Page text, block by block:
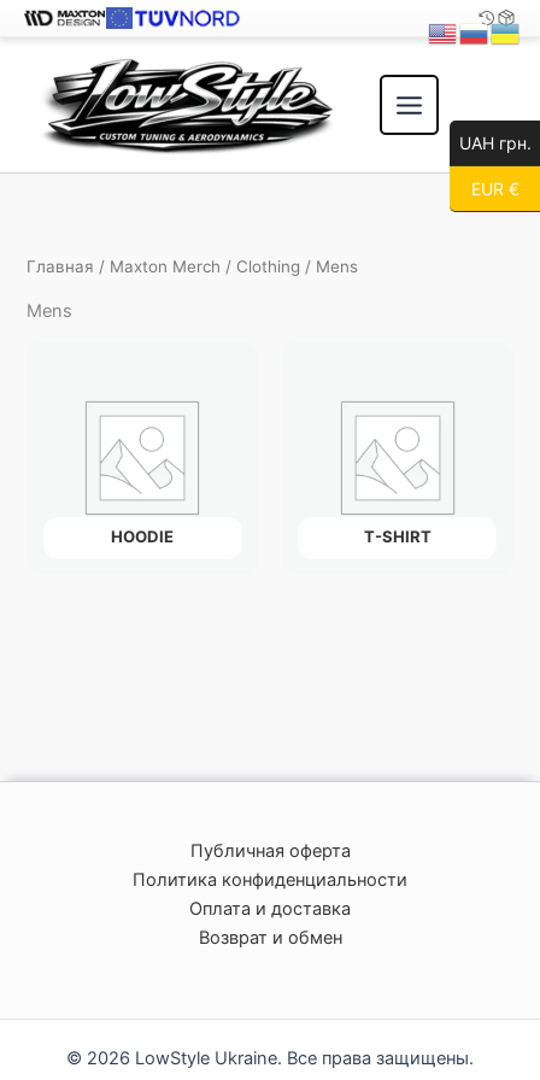
содержимому
Главная / Maxton Merch / Clothing / Mens
Mens
HOODIE T-SHIRT
Публичная оферта
Политика конфиденциальности
Оплата и доставка
Возврат и обмен
© 2026 LowStyle Ukraine. Все права защищены.
UAH грн.
EUR €